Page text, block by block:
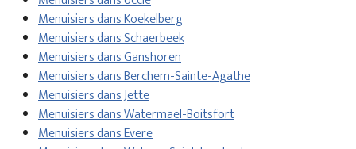
Menuisiers dans Koekelberg
Menuisiers dans Schaerbeek
Menuisiers dans Ganshoren
Menuisiers dans Berchem-Sainte-Agathe
Menuisiers dans Jette
Menuisiers dans Watermael-Boitsfort
Menuisiers dans Evere